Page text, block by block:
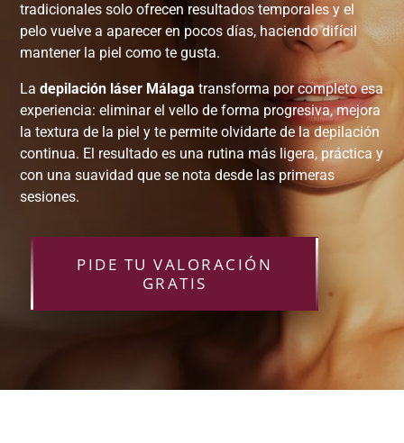
tradicionales solo ofrecen resultados temporales y el
pelo vuelve a aparecer en pocos días, haciendo difícil
mantener la piel como te gusta.
La depilación láser Málaga transforma por completo esa
experiencia: eliminar el vello de forma progresiva, mejora
la textura de la piel y te permite olvidarte de la depilación
continua. El resultado es una rutina más ligera, práctica y
con una suavidad que se nota desde las primeras
sesiones.
PIDE TU VALORACIÓN
GRATIS